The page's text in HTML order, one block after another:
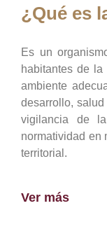
¿Qué es
Es un
habitantes de
ambiente
desarrollo,
vigilancia de
normatividad en
territorial.
Ver más